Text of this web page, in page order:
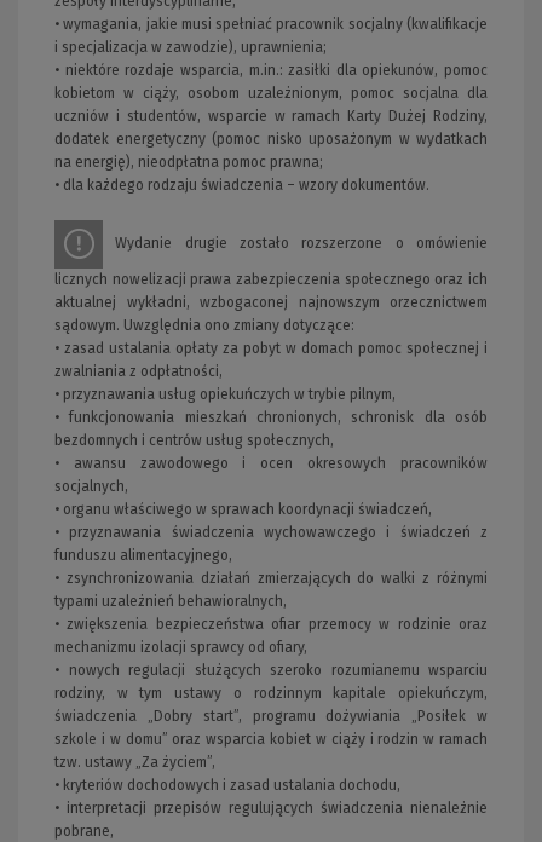
• wymagania, jakie musi spełniać pracownik socjalny (kwalifikacje
i specjalizacja w zawodzie), uprawnienia;
• niektóre rozdaje wsparcia, m.in.: zasiłki dla opiekunów, pomoc
kobietom w ciąży, osobom uzależnionym, pomoc socjalna dla
uczniów i studentów, wsparcie w ramach Karty Dużej Rodziny,
dodatek energetyczny (pomoc nisko uposażonym w wydatkach
na energię), nieodpłatna pomoc prawna;
• dla każdego rodzaju świadczenia – wzory dokumentów.
Wydanie drugie zostało rozszerzone o omówienie
licznych nowelizacji prawa zabezpieczenia społecznego oraz ich
aktualnej wykładni, wzbogaconej najnowszym orzecznictwem
sądowym. Uwzględnia ono zmiany dotyczące:
• zasad ustalania opłaty za pobyt w domach pomoc społecznej i
zwalniania z odpłatności,
• przyznawania usług opiekuńczych w trybie pilnym,
• funkcjonowania mieszkań chronionych, schronisk dla osób
bezdomnych i centrów usług społecznych,
• awansu zawodowego i ocen okresowych pracowników
socjalnych,
• organu właściwego w sprawach koordynacji świadczeń,
• przyznawania świadczenia wychowawczego i świadczeń z
funduszu alimentacyjnego,
• zsynchronizowania działań zmierzających do walki z różnymi
typami uzależnień behawioralnych,
• zwiększenia bezpieczeństwa ofiar przemocy w rodzinie oraz
mechanizmu izolacji sprawcy od ofiary,
• nowych regulacji służących szeroko rozumianemu wsparciu
rodziny, w tym ustawy o rodzinnym kapitale opiekuńczym,
świadczenia „Dobry start”, programu dożywiania „Posiłek w
szkole i w domu” oraz wsparcia kobiet w ciąży i rodzin w ramach
tzw. ustawy „Za życiem”,
• kryteriów dochodowych i zasad ustalania dochodu,
• interpretacji przepisów regulujących świadczenia nienależnie
pobrane,